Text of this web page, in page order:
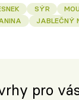
SÝR
JABLEČNÝ
pro